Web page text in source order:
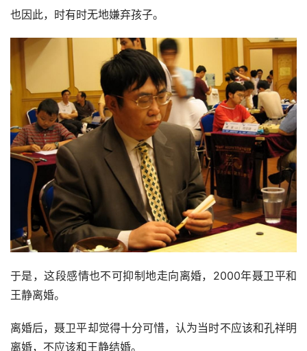
除了比赛，孩子的存在也让聂卫平十分恼火，别家孩子能够
心算的时候，自家孩子还要掰着手指头算数。
看着孩子蠢笨的样子，他不止一次怀疑，“自己的好基因怎
么就没到孩子身上”。
也因此，时有时无地嫌弃孩子。